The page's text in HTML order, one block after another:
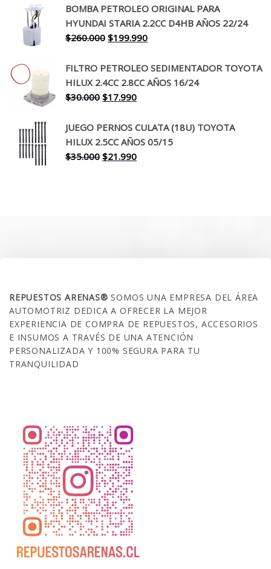
original
era:
$650.000.
actual
es:
$519.990.
BOMBA PETROLEO ORIGINAL PARA
HYUNDAI STARIA 2.2CC D4HB AÑOS 22/24
$260.000 El
original
era:
$260.000.
$199.990El
actual
es:
FILTRO PETROLEO SEDIMENTADOR TOYOTA
HILUX 2.4CC 2.8CC AÑOS 16/24
$30.000 El
original
era:
$30.000.
$17.990El
actual
es:
$17.990.
JUEGO PERNOS CULATA (18U) TOYOTA
HILUX 2.5CC AÑOS 05/15
$35.000 El
$21.990El
REPUESTOS ARENAS®SOMOS UNA EMPRESA DEL ÁREA
AUTOMOTRIZ DEDICA A OFRECER LA MEJOR
EXPERIENCIA DE COMPRA DE REPUESTOS, ACCESORIOS
E INSUMOS A TRAVÉS DE UNA ATENCIÓN
PERSONALIZADA Y 100% SEGURA PARA TU
TRANQUILIDAD